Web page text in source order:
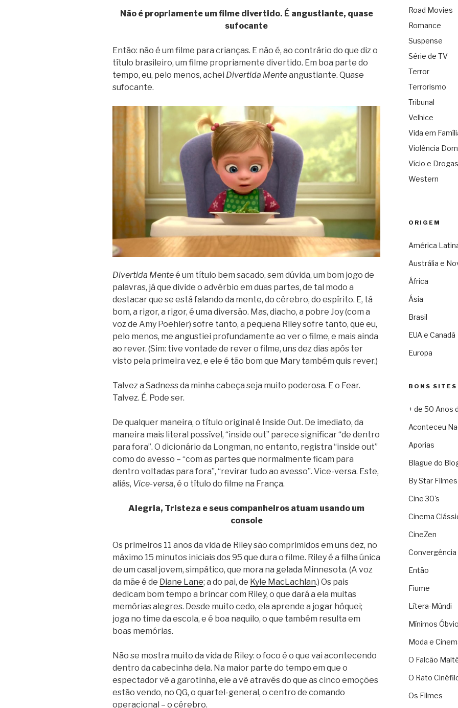
Não é propriamente um filme divertido. É angustiante, quase
sufocante
Então: não é um filme para crianças. E não é, ao contrário do que diz o
título brasileiro, um filme propriamente divertido. Em boa parte do
tempo, eu, pelo menos, achei Divertida Menteangustiante. Quase
sufocante.
Divertida Menteé um título bem sacado, sem dúvida, um bom jogo de
palavras, já que divide o advérbio em duas partes, de tal modo a
destacar que se está falando da mente, do cérebro, do espírito. E, tá
bom, a rigor, a rigor, é uma diversão. Mas, diacho, a pobre Joy (com a
voz de Amy Poehler) sofre tanto, a pequena Riley sofre tanto, que eu,
pelo menos, me angustiei profundamente ao ver o filme, e mais ainda
ao rever. (Sim: tive vontade de rever o filme, uns dez dias após ter
visto pela primeira vez, e ele é tão bom que Mary também quis rever.)
Talvez a Sadness da minha cabeça seja muito poderosa. E o Fear.
Talvez. É. Pode ser.
De qualquer maneira, o título original é Inside Out. De imediato, da
maneira mais literal possível, “inside out” parece significar “de dentro
para fora”. O dicionário da Longman, no entanto, registra “inside out”
como do avesso – “com as partes que normalmente ficam para
dentro voltadas para fora”, “revirar tudo ao avesso”. Vice-versa. Este,
aliás, Vice-versa, é o título do filme na França.
Alegria, Tristeza e seus companheiros atuam usando um
console
Os primeiros 11 anos da vida de Riley são comprimidos em uns dez, no
máximo 15 minutos iniciais dos 95 que dura o filme. Riley é a filha única
de um casal jovem, simpático, que mora na gelada Minnesota. (A voz
da mãe é de Diane Lane; a do pai, de Kyle MacLachlan.) Os pais
dedicam bom tempo a brincar com Riley, o que dará a ela muitas
memórias alegres. Desde muito cedo, ela aprende a jogar hóquei;
joga no time da escola, e é boa naquilo, o que também resulta em
boas memórias.
Não se mostra muito da vida de Riley: o foco é o que vai acontecendo
dentro da cabecinha dela. Na maior parte do tempo em que o
espectador vê a garotinha, ele a vê através do que as cinco emoções
estão vendo, no QG, o quartel-general, o centro de comando
operacional – o cérebro.
Road Movies
Romance
Suspense
Série de TV
Terror
Terrorismo
Tribunal
Velhice
Vida em
Violência
Vício e Drogas
Western
ORIGEM
América
Austrália e
África
Ásia
Brasil
EUA e Canadá
Europa
BONS SITES
+ de 50 Anos
Aconteceu
Aporias
Blague do
By Star Filmes
Cine 30's
Cinema
CineZen
Convergência
Então
Fiume
Lítera-Múndi
Mínimos
Moda e
O Falcão
O Rato
Os Filmes